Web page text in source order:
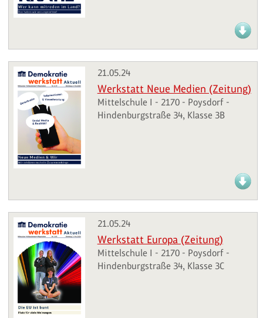
21.05.24
Werkstatt Neue Medien (Zeitung)
Mittelschule I - 2170 - Poysdorf -
Hindenburgstraße 34, Klasse 3B
21.05.24
Werkstatt Europa (Zeitung)
Mittelschule I - 2170 - Poysdorf -
Hindenburgstraße 34, Klasse 3C